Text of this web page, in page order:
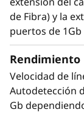
latencia
pueden
tiempos
de Fibra) y la
puertos de 1Gb
Rendimiento
Velocidad de
Autodetección
Gb